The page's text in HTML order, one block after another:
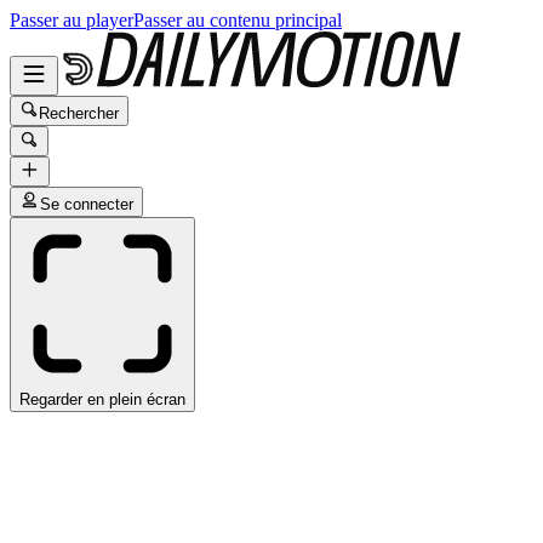
Passer au playerPasser au contenu principal
Rechercher
Se connecter
Regarder en plein écran